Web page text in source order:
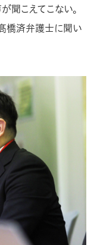
聞こえてこない。
橋済弁護士に聞い